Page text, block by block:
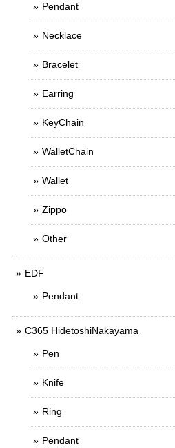
Pendant
Necklace
Bracelet
Earring
KeyChain
WalletChain
Wallet
Zippo
Other
EDF
Pendant
C365 HidetoshiNakayama
Pen
Knife
Ring
Pendant